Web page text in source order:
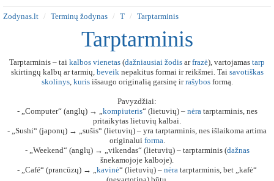
Zodynas.lt Terminų žodynas T Tarptarminis
Tarptarminis
Tarptarminis – tai kalbos vienetas (dažniausiai žodis arfrazė), vartojamas tarp
skirtingų kalbų ar tarmių, beveiknepakitus formai ir reikšmei. Tai savotiškas
skolinys, kurisišsaugo originalią garsinę irrašybosformą.
Pavyzdžiai:
- „Computer“ (anglų) → „kompiuteris“ (lietuvių) – nėratarptarminis, nes
pritaikytas lietuvių kalbai.
- „Sushi“ (japonų) → „sušis“ (lietuvių) – yra tarptarminis, nes išlaikoma artima
originalui forma.
- „Weekend“ (anglų) → „vikendas“ (lietuvių) – tarptarminis (dažnas
šnekamojoje kalboje).
- „Café“ (prancūzų) → „kavinė“ (lietuvių) – nėra tarptarminis, bet „kafė“